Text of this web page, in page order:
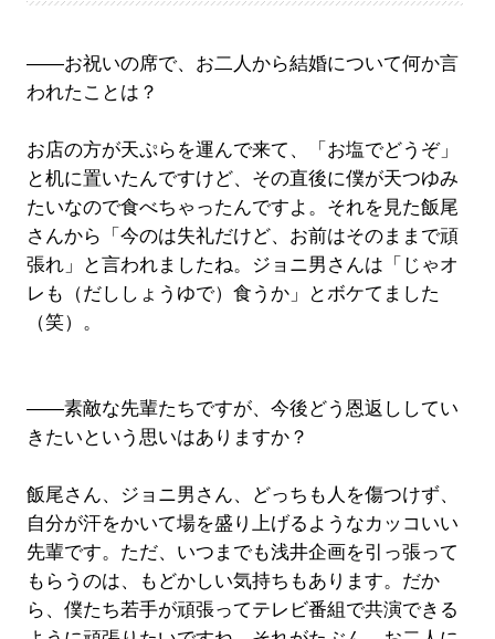
――お祝いの席で、お二人から結婚について何か言
われたことは？
お店の方が天ぷらを運んで来て、「お塩でどうぞ」
と机に置いたんですけど、その直後に僕が天つゆみ
たいなので食べちゃったんですよ。それを見た飯尾
さんから「今のは失礼だけど、お前はそのままで頑
張れ」と言われましたね。ジョニ男さんは「じゃオ
レも（だししょうゆで）食うか」とボケてました
（笑）。
――素敵な先輩たちですが、今後どう恩返ししてい
きたいという思いはありますか？
飯尾さん、ジョニ男さん、どっちも人を傷つけず、
自分が汗をかいて場を盛り上げるようなカッコいい
先輩です。ただ、いつまでも浅井企画を引っ張って
もらうのは、もどかしい気持ちもあります。だか
ら、僕たち若手が頑張ってテレビ番組で共演できる